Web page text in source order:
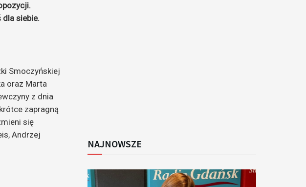
siebie.
Smoczyńskiej
oraz Marta
z dnia
zapragną
się
Andrzej
NAJNOWSZE